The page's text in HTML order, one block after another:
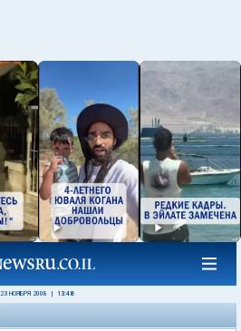
23 НОЯБРЯ 2008 13:48